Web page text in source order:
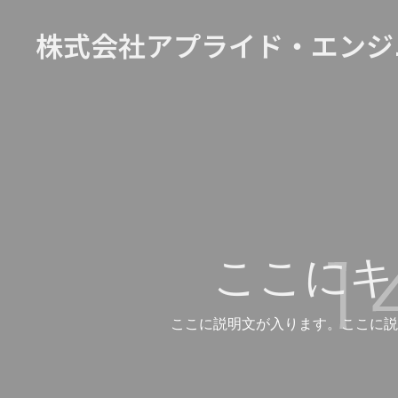
株式会社アプライド・エン
ここに
ここに説明文が入ります。ここに